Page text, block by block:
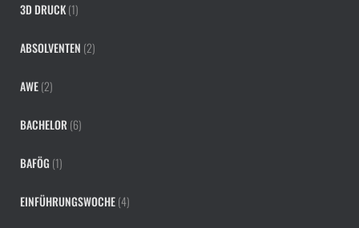
3D DRUCK(1)
ABSOLVENTEN (2)
AWE(2)
BACHELOR (6)
BAFÖG (1)
EINFÜHRUNGSWOCHE(4)